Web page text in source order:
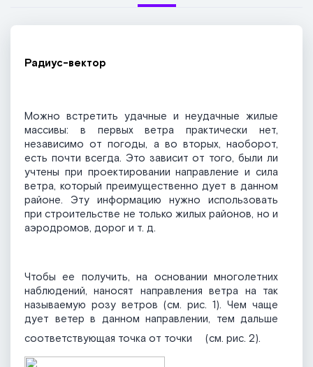
Радиус-вектор
Можно встретить удачные и неудачные жилые
массивы: в первых ветра практически нет,
независимо от погоды, а во вторых, наоборот,
есть почти всегда. Это зависит от того, были ли
учтены при проектировании направление и сила
ветра, который преимущественно дует в данном
районе. Эту информацию нужно использовать
при строительстве не только жилых районов, но и
аэродромов, дорог и т. д.
Чтобы ее получить, на основании многолетних
наблюдений, наносят направления ветра на так
называемую розу ветров (см. рис. 1). Чем чаще
дует ветер в данном направлении, тем дальше
соответствующая точка от точки
(см. рис. 2).